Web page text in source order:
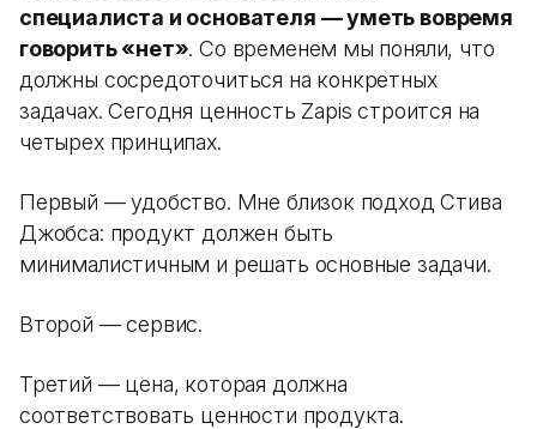
специалиста и основателя — уметь вовремя
говорить «нет». Со временем мы поняли, что
должны сосредоточиться на конкретных
задачах. Сегодня ценность Zapis строится на
четырех принципах.
Первый — удобство. Мне близок подход Стива
Джобса: продукт должен быть
минималистичным и решать основные задачи.
Второй — сервис.
Третий — цена, которая должна
соответствовать ценности продукта.